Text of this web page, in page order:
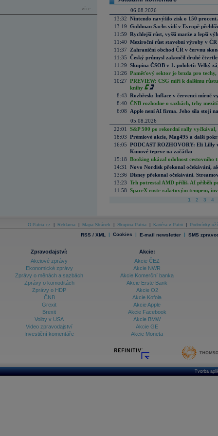
více...
06.08.2026
13:32 Nintendo navýšilo zisk o 150
13:19 Goldman Sachs vidí v Evropě
11:59 Rychlejší růst, vyšší marže a lepší
11:40 Meziroční růst stavební výroby v
11:37
Zahraniční obchod ČR v červnu
11:35 Český průmysl zakončil druhé
11:29 Skupina ČSOB v 1. pololetí: Velký
11:26 Paměťový sektor je brzda pro techy,
10:27 PREVIEW: CSG míří k dalšímu
knihy
8:43 Rozbřesk: Inflace v červenci mírně
8:40 ČNB rozhodne o sazbách, trhy
6:08
Apple není AI firma. Jeho síla stojí
05.08.2026
22:01
S&P 500 po rekordní rally vyčkával,
18:03 Prémiové akcie, Mag495 a další
16:05 PODCAST ROZHOVORY: Eli Lilly
Kunové teprve na začátku
15:18 Booking ukázal odolnost cestovního
14:31
Novo Nordisk překonal očekávání,
13:36 Disney překonal očekávání.
13:23 Trh potrestal AMD příliš. AI příběh
11:58 SpaceX roste raketovým tempem,
1 2 3 4
O Patria.cz Reklama Mapa Stránek Skupina Patria Kariéra v Patrii Podmínky
RSS / XML | Cookies | E-mail newsletter | SMS
Zpravodajství:
Akciové zprávy
Ekonomické zprávy
Zprávy o měnách a sazbách
Zprávy o komoditách
Zprávy o HDP
ČNB
Grexit
Brexit
Volby v USA
Video zpravodajství
Investiční komentáře
Akcie:
Akcie ČEZ
Akcie NWR
Akcie Komerční banka
Akcie Erste Bank
Akcie O2
Akcie Kofola
Akcie Apple
Akcie Facebook
Akcie BMW
Akcie GE
Akcie Moneta
Tvorba